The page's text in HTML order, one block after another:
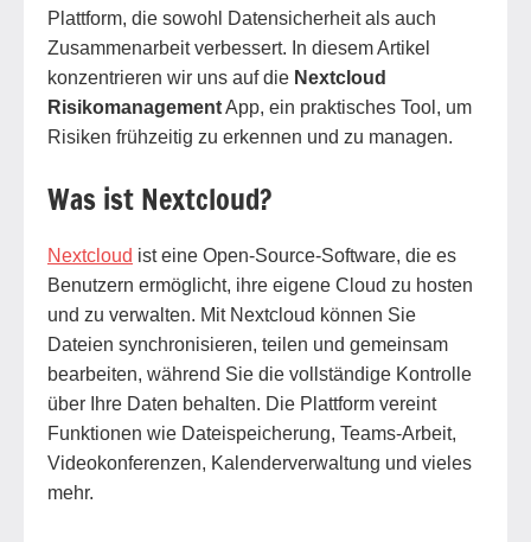
Plattform, die sowohl Datensicherheit als auch
Zusammenarbeit verbessert. In diesem Artikel
konzentrieren wir uns auf die Nextcloud
RisikomanagementApp, ein praktisches Tool, um
Risiken frühzeitig zu erkennen und zu managen.
Was ist Nextcloud?
Nextcloud ist eine Open-Source-Software, die es
Benutzern ermöglicht, ihre eigene Cloud zu hosten
und zu verwalten. Mit Nextcloud können Sie
Dateien synchronisieren, teilen und gemeinsam
bearbeiten, während Sie die vollständige Kontrolle
über Ihre Daten behalten. Die Plattform vereint
Funktionen wie Dateispeicherung, Teams-Arbeit,
Videokonferenzen, Kalenderverwaltung und vieles
mehr.